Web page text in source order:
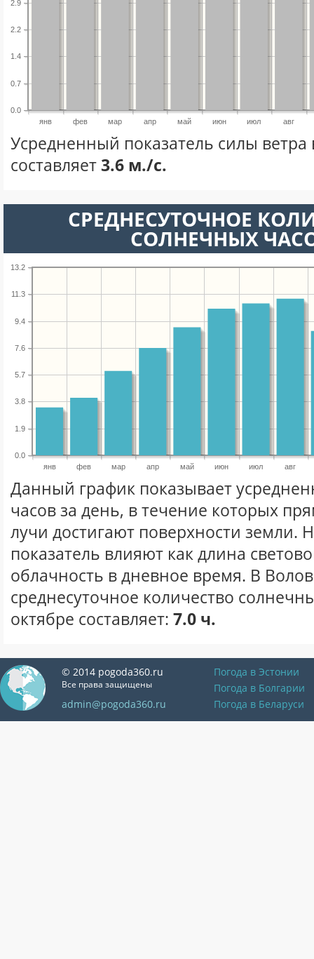
янв фев мар апр май июн июл авг
0.0
0.7
1.4
2.2
2.9
Усредненный показатель силы ветра
составляет3.6 м./с.
СРЕДНЕСУТОЧНОЕ
СОЛНЕЧНЫХ
янв фев мар апр май июн июл авг
0.0
1.9
3.8
5.7
7.6
9.4
11.3
13.2
Данный график показывает
часов за день, в течение которых
лучи достигают поверхности земли.
показатель влияют как длина
облачность в дневное время. В
среднесуточное количество
октябре составляет: 7.0 ч.
© 2014 pogoda360.ru
Все права защищены
admin@pogoda360.ru
Погода в Эстонии
Погода в Болгарии
Погода в Беларуси